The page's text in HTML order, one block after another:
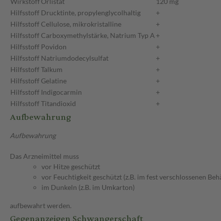
Hilfsstoff Drucktinte, propylenglycolhaltig
+
Hilfsstoff Cellulose, mikrokristalline
+
Hilfsstoff Carboxymethylstärke, Natrium Typ A +
Hilfsstoff Povidon
+
Hilfsstoff Natriumdodecylsulfat
+
HilfsstoffTalkum
+
Hilfsstoff Gelatine
+
Hilfsstoff Indigocarmin
+
HilfsstoffTitandioxid +
Aufbewahrung
Aufbewahrung
Das Arzneimittel muss
vor Hitze geschützt
vor Feuchtigkeit geschützt (z.B. im fest verschlossenen
im Dunkeln (z.B. im Umkarton)
aufbewahrt werden.